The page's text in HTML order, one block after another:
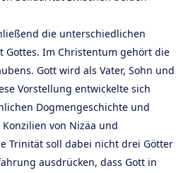
die unterschiedlichen
Gottes. Im Christentum gehört die
Gott wird als Vater, Sohn und
Vorstellung entwickelte sich
Dogmengeschichte und
von Nizäa und
Trinität soll dabei nicht drei Götter
ausdrücken, dass Gott in